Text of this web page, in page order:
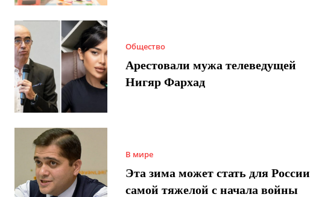
Общество
Арестовали мужа телеведущей
Нигяр Фархад
В мире
Эта зима может стать для России
самой тяжелой с начала войны